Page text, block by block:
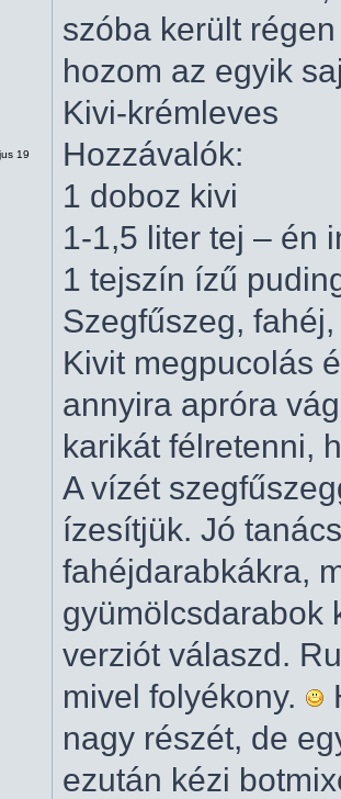
19
szóba került
hozom az egyik
Kivi-krémleves
Hozzávalók:
1 doboz kivi
1-1,5 liter tej – én
1 tejszín ízű
Szegfűszeg,
Kivit megpucolás
annyira apróra
karikát félretenni,
A vízét
ízesítjük. Jó
fahéjdarabkákra,
gyümölcsdarabok
verziót válaszd.
mivel folyékony.
nagy részét, de
ezután kézi